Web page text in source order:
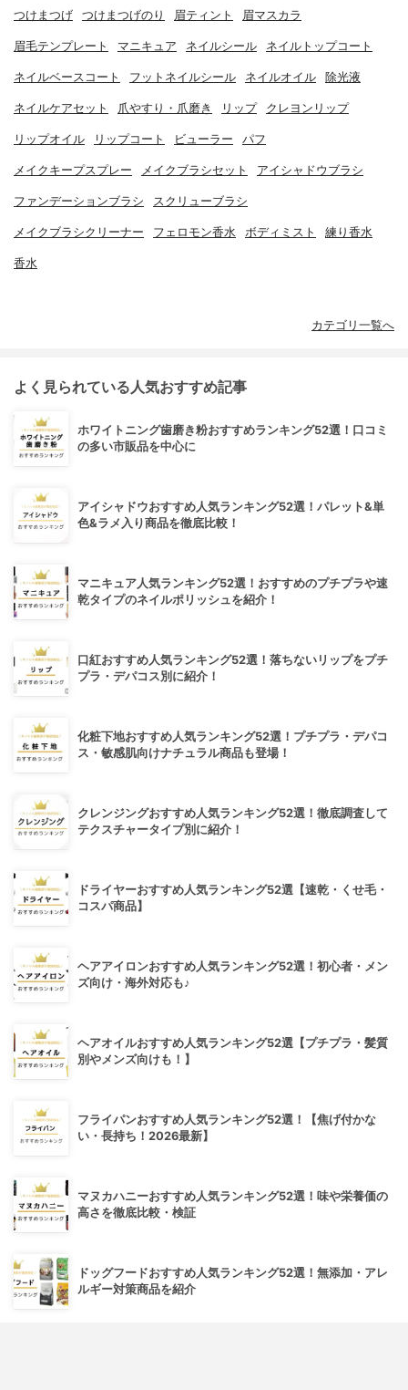
つけまつげ つけまつげのり 眉ティント 眉マスカラ
眉毛テンプレート マニキュア ネイルシール ネイルトップコート
ネイルベースコート フットネイルシール ネイルオイル 除光液
ネイルケアセット 爪やすり・爪磨き リップ クレヨンリップ
リップオイル リップコート ビューラー パフ
メイクキープスプレー メイクブラシセット アイシャドウブラシ
ファンデーションブラシ スクリューブラシ
メイクブラシクリーナー フェロモン香水 ボディミスト 練り香水
香水
カテゴリ一覧へ
よく見られている人気おすすめ記事
ホワイトニング歯磨き粉おすすめランキング52選！口コミ
の多い市販品を中心に
アイシャドウおすすめ人気ランキング52選！パレット&単
色&ラメ入り商品を徹底比較！
マニキュア人気ランキング52選！おすすめのプチプラや速
乾タイプのネイルポリッシュを紹介！
口紅おすすめ人気ランキング52選！落ちないリップをプチ
プラ・デパコス別に紹介！
化粧下地おすすめ人気ランキング52選！プチプラ・デパコ
ス・敏感肌向けナチュラル商品も登場！
クレンジングおすすめ人気ランキング52選！徹底調査して
テクスチャータイプ別に紹介！
ドライヤーおすすめ人気ランキング52選【速乾・くせ毛・
コスパ商品】
ヘアアイロンおすすめ人気ランキング52選！初心者・メン
ズ向け・海外対応も♪
ヘアオイルおすすめ人気ランキング52選【プチプラ・髪質
別やメンズ向けも！】
フライパンおすすめ人気ランキング52選！【焦げ付かな
い・長持ち！2026最新】
マヌカハニーおすすめ人気ランキング52選！味や栄養価の
高さを徹底比較・検証
ドッグフードおすすめ人気ランキング52選！無添加・アレ
ルギー対策商品を紹介